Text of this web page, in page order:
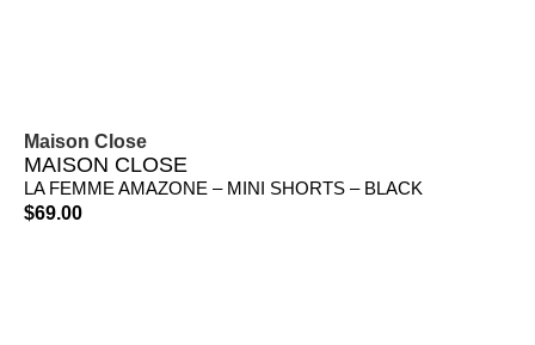
Maison Close
MAISON CLOSE
LA FEMME AMAZONE – MINI SHORTS – BLACK
$69.00